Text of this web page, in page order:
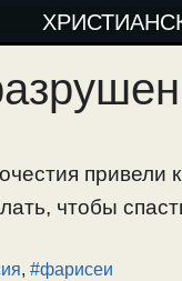
чтобы
, #фарисеи